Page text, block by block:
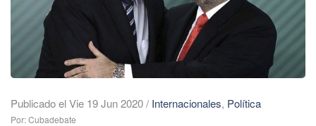
Publicado el Vie 19 Jun 2020/ Internacionales, Política
Por: Cubadebate